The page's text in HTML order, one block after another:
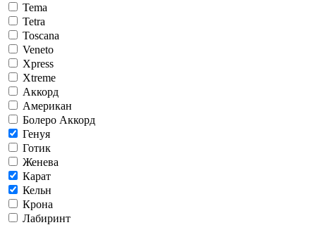
Tema
Tetra
Toscana
Veneto
Xpress
Xtreme
Аккорд
Американ
Болеро Аккорд
Генуя
Готик
Женева
Карат
Кельн
Крона
Лабиринт